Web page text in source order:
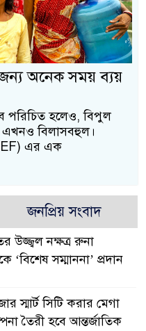
জন্য অনেক সময় ব্যয়
পরিচিত হলেও, বিপুল
এখনও বিলাসবহুল।
এর এক
জনপ্রিয় সংবাদ
উজ্জ্বল নক্ষত্র রুনা
‘বিশেষ সম্মাননা’ প্রদান
স্মার্ট সিটি করার মেগা
তৈরী হবে আন্তর্জাতিক